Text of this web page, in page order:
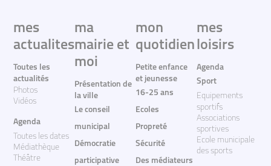
mes
actualites
Toutes les
actualités
Photos
Vidéos
Agenda
Toutes les dates
Médiathèque
Théâtre
ma
mairie et
moi
Présentation de
la ville
Le conseil
municipal
Démocratie
participative
mon
quotidien
Petite enfance
et jeunesse
16-25 ans
Ecoles
Propreté
Sécurité
Des médiateurs
mes
loisirs
Agenda
Sport
Equipements
sportifs
Associations
sportives
Ecole municipale
des sports